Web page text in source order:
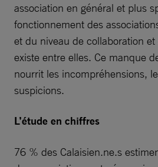
association en général et plus
fonctionnement des
et du niveau de collaboration
existe entre elles. Ce manque
nourrit les incompréhensions,
suspicions.
L’étude en chiffres
76 % des Calaisien.ne.s